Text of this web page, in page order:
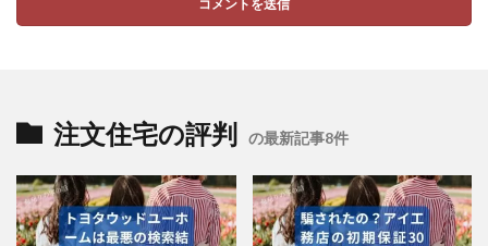
注文住宅の評判 の最新記事8件